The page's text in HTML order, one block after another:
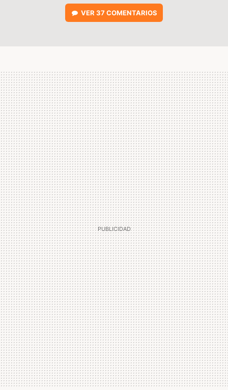
VER 37 COMENTARIOS